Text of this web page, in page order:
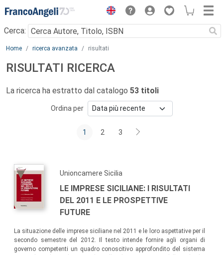
Menu
Cerca:
Main content
Home ricerca avanzata risultati
RISULTATI RICERCA
La ricerca ha estratto dal catalogo 53 titoli
Ordina per
1 2 3
Unioncamere Sicilia
LE IMPRESE SICILIANE: I RISULTATI
DEL 2011 E LE PROSPETTIVE
FUTURE
La situazione delle imprese siciliane nel 2011 e le loro aspettative per il
secondo semestre del 2012. Il testo intende fornire agli organi di
governo competenti un quadro conoscitivo approfondito del sistema